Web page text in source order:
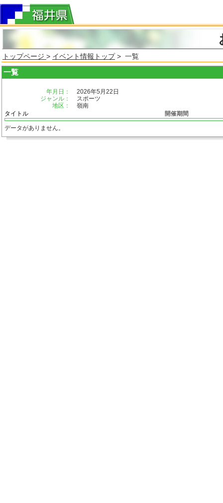
トップページ > イベント情報トップ> 一覧
一覧
年月日：
2026年5月22日
ジャンル：
スポーツ
地区：
嶺南
タイトル
開催期間
データがありません。